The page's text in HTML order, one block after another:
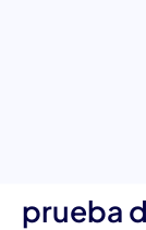
prueba